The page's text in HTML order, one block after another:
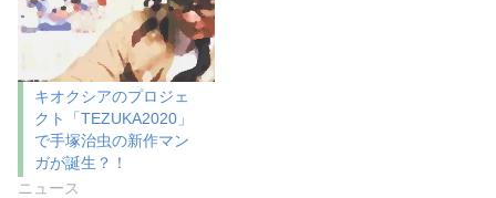
ド
ウ
開
き
ま
す
)
キオクシアのプロジェ
クト「TEZUKA2020」
で手塚治虫の新作マン
ガが誕生？！
ニュース